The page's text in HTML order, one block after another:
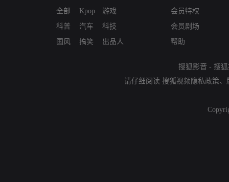
全部
科普
国风
Kpop
汽车
搞笑
游戏
科技
出品人
会员特权
会员剧场
帮助
搜狐影音 - 搜
请仔细阅读 搜狐视频隐私政策、